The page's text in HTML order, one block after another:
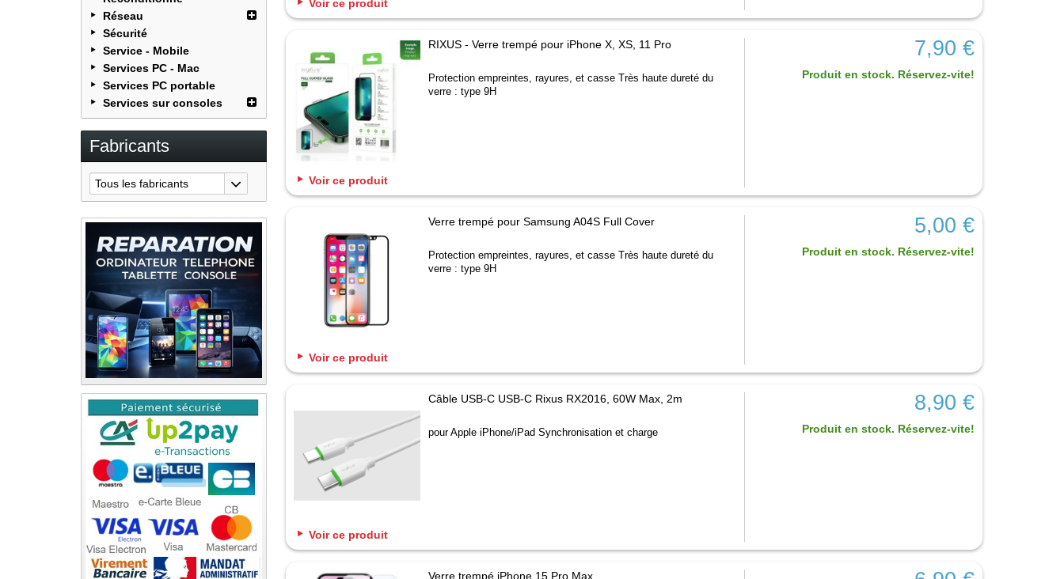
Réseau
Sécurité
Service - Mobile
Services PC - Mac
Services PC portable
Services sur consoles
Fabricants
Tous les fabricants
Voir ce produit
RIXUS - Verre trempé pour iPhone X, XS, 11 Pro
Protection empreintes, rayures, et casse Très haute dureté du
verre : type 9H
Voir ce produit
7,90 €
Produit en stock. Réservez-vite!
Verre trempé pour Samsung A04S Full Cover
Protection empreintes, rayures, et casse Très haute dureté du
verre : type 9H
Voir ce produit
5,00 €
Produit en stock. Réservez-vite!
Câble USB-C USB-C Rixus RX2016, 60W Max, 2m
pour Apple iPhone/iPad Synchronisation et charge
Voir ce produit
8,90 €
Produit en stock. Réservez-vite!
Verre trempé iPhone 15 Pro Max